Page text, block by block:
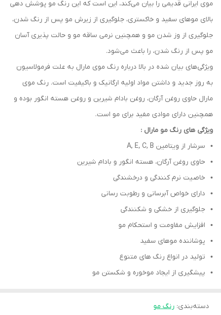
موی ایرانی قدیمی را بیان می‌کند، این است که این رنگ مو پوشش دهی
بالای موهای سفید و خاکستری، جلوگیری از زیرش مو پس از رنگ شدن،
جلوگیری از وز شدن مو و همچنین نرمی ساقه مو و حالت پذیری آسان
مو پس از رنگ شدن، را باعث می‌شود.
ویژگی‌های بیان شده در بالا درباره رنگ موی مارال به علت فرمولاسیون
به روز جدید و داشتن مواد اولیه ارگانیک و باکیفیت است. رنگ موی
مارال حاوی روغن آرگان، روغن بادام شیرین و روغن هسته انگور بوده و
همچنین دارای موادی مفید برای مو است.
ویژگی های رنگ مو مارال :
سرشار از ویتامین A, E, C, B
حاوی روغن آرگان، هسته انگور و بادام شیرین
خاصیت نرم کنندگی و درخشندگی
دارای خواص آبرسانی و رطوبت رسانی
جلوگیری از خشکی و شکنندگی
افزایش مقاومت و استحکام مو
پوشاننده موهای سفید
تولید در انواع رنگ های متنوع
پیشگیری از ایجاد موخوره و شکستن مو
دسته‌بندی: رنگ مو